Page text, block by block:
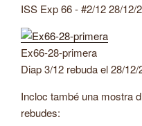
ISS Exp 66 - #2/12 28/12/
Ex66-28-primera
Diap 3/12 rebuda el 28/12/
Incloc també una mostra
rebudes: